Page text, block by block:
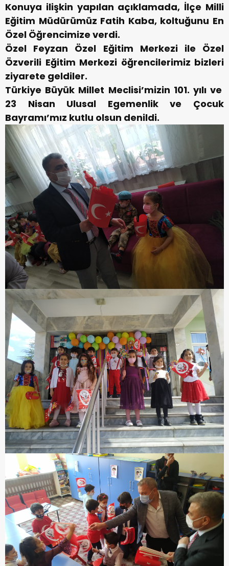
Konuya ilişkin yapılan açıklamada, İlçe Milli
Eğitim Müdürümüz Fatih Kaba, koltuğunu En
Özel Öğrencimize verdi.
Özel Feyzan Özel Eğitim Merkezi ile Özel
Özverili Eğitim Merkezi öğrencilerimiz bizleri
ziyarete geldiler.
Türkiye Büyük Millet Meclisi’mizin 101. yılı ve
23 Nisan Ulusal Egemenlik ve Çocuk
Bayramı’mız kutlu olsun denildi.